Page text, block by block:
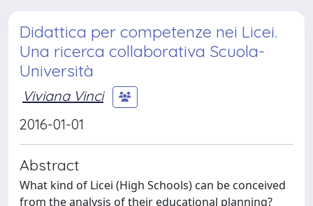
Didattica per competenze nei Licei.
Una ricerca collaborativa Scuola-
Università
Viviana Vinci
2016-01-01
Abstract
What kind of Licei (High Schools) can be conceived
from the analysis of their educational planning?